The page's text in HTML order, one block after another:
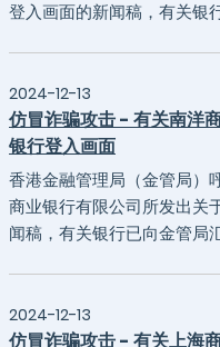
登入画面的新闻稿，有关银
2024-12-13
仿冒诈骗攻击 - 有关南洋
银行登入画面
香港金融管理局（金管局）
商业银行有限公司所发出关
闻稿，有关银行已向金管局
2024-12-13
仿冒诈骗攻击 - 有关上海